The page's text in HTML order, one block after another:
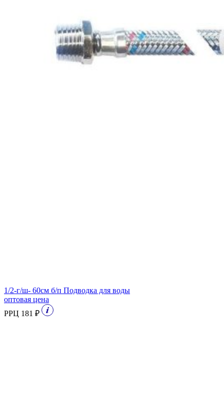
1/2-г/ш- 60см б/п Подводка для воды
оптовая цена
РРЦ 181 ₽